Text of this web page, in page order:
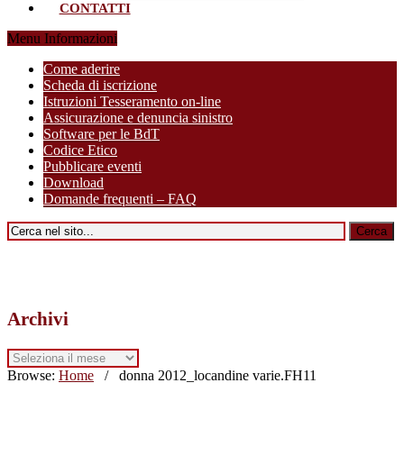
CONTATTI
Menu Informazioni
Come aderire
Scheda di iscrizione
Istruzioni Tesseramento on-line
Assicurazione e denuncia sinistro
Software per le BdT
Codice Etico
Pubblicare eventi
Download
Domande frequenti – FAQ
Archivi
Archivi
Browse: Home / donna 2012_locandine varie.FH11